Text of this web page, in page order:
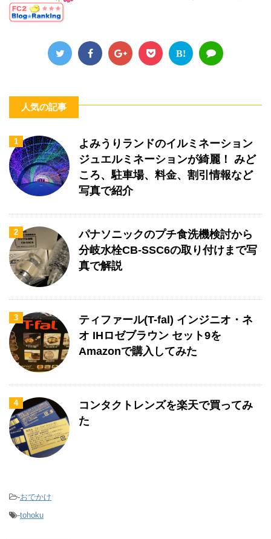
B!
人気の記事
1
よみうりランドのイルミネーション
ジュエルミネーションが綺麗！ みど
ころ、駐車場、料金、割引情報など
写真で紹介
2
パナソニックのプチ食洗機検討から
分岐水栓CB-SSC6の取り付けまで写
真で解説
3
ティファール(T-fal) インジニオ・ネ
オ IHロゼブラウン セット9を
Amazonで購入してみた
4
コンタクトレンズを楽天で買ってみ
た
-おでかけ
-tohoku